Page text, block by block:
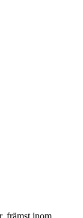
främst inom